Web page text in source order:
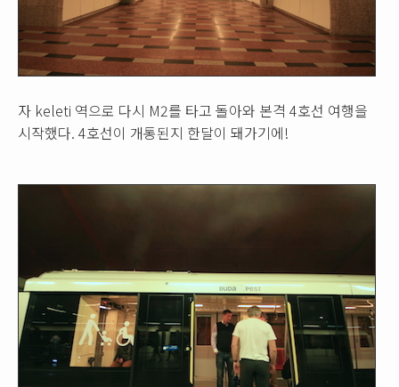
자 keleti 역으로 다시 M2를 타고 돌아와 본격 4호선 여행을
시작했다. 4호선이 개통된지 한달이 돼가기에!